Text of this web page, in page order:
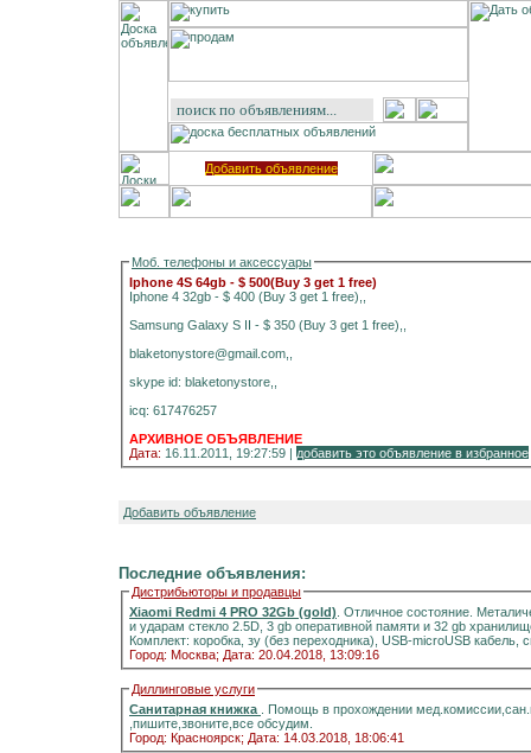
Добавить объявление
Моб. телефоны и аксессуары
Iphone 4S 64gb - $ 500(Buy 3 get 1 free)
Iphone 4 32gb - $ 400 (Buy 3 get 1 free),,
Samsung Galaxy S II - $ 350 (Buy 3 get 1 free),,
blaketonystore@gmail.com,,
skype id: blaketonystore,,
icq: 617476257
АРХИВНОЕ ОБЪЯВЛЕНИЕ
Дата: 16.11.2011, 19:27:59 | добавить это объявление в избранное
Добавить объявление
Последние объявления:
Дистрибьюторы и продавцы
Xiaomi Redmi 4 PRO 32Gb (gold) . Отличное состояние.
и ударам стекло 2.5D, 3 gb оперативной памяти и 32 gb
Комплект: коробка, зу (без переходника), USB-microUSB
Город: Москва; Дата: 20.04.2018, 13:09:16
Диллинговые услуги
Санитарная книжка
. Помощь в прохождении
,пишите,звоните,все обсудим.
Город: Красноярск; Дата: 14.03.2018, 18:06:41